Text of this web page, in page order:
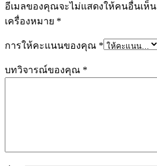
อีเมลของคุณจะไม่แสดงให้คนอื่นเห็น
เครื่องหมาย *
การให้คะแนนของคุณ *
บทวิจารณ์ของคุณ *